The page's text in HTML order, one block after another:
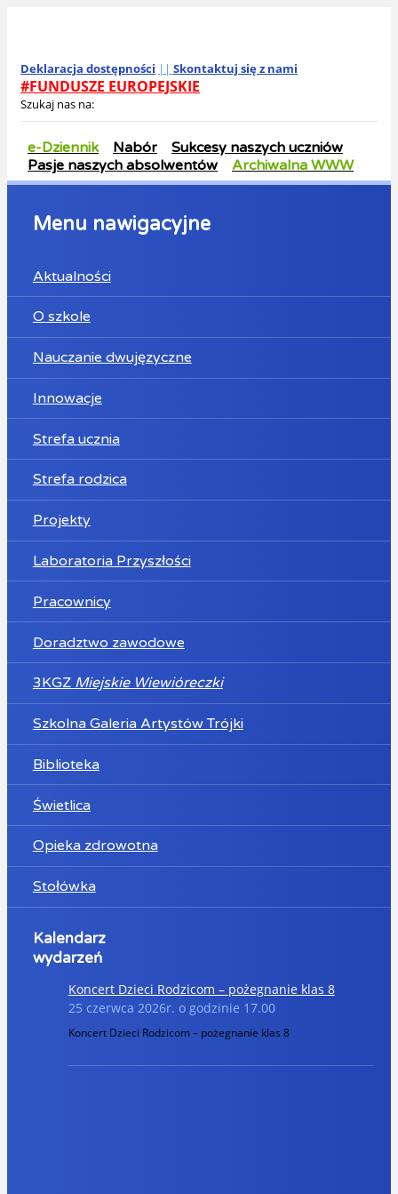
Deklaracja dostępności || Skontaktuj się z nami
#FUNDUSZE EUROPEJSKIE
Szukaj nas na:
e-Dziennik Nabór
Sukcesy naszych uczniów
Pasje naszych absolwentów
Archiwalna WWW
Menu nawigacyjne
Aktualności
O szkole
Nauczanie dwujęzyczne
Innowacje
Strefa ucznia
Strefa rodzica
Projekty
Laboratoria Przyszłości
Pracownicy
Doradztwo zawodowe
3KGZ Miejskie Wiewióreczki
Szkolna Galeria Artystów Trójki
Biblioteka
Świetlica
Opieka zdrowotna
Stołówka
Kalendarz
wydarzeń
Koncert Dzieci Rodzicom – pożegnanie klas 8
25 czerwca 2026r. o godzinie 17.00
Koncert Dzieci Rodzicom – pożegnanie klas 8